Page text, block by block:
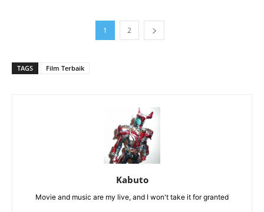
1 2
TAGS Film Terbaik
Kabuto
Movie and music are my live, and I won't take it for granted